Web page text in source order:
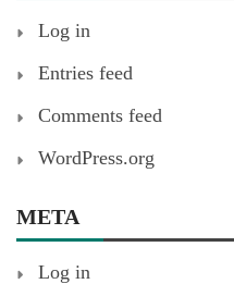
Log in
Entries feed
Comments feed
WordPress.org
META
Log in